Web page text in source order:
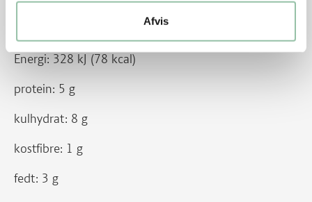
Afvis
Energiindhold pr. 100 g:
Energi: 328 kJ (78 kcal)
protein: 5 g
kulhydrat: 8 g
kostfibre: 1 g
fedt: 3 g